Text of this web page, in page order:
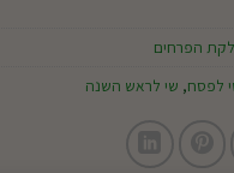
הפרחים
לפסח, שי לראש השנה